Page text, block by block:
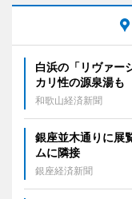
白浜の「リヴァ
カリ性の源泉湯も
和歌山経済新聞
銀座並木通りに展
ムに隣接
銀座経済新聞